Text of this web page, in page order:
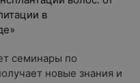
в
семинары по
новые знания и